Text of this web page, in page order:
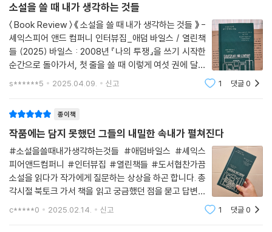
예술과 세계, 인간의 욕망과 같은 보편적인 주제까지 담겨 시간이 흘러도
언제고 다시 펼쳐 보며 빛나는 통찰을 얻을 수 있는 대담집이다.
세상의 모든 독립 서점을 운영하는 사람들과
작가와 독자를 연결하는 공간을 향한 찬사이자 헌사
는 공유 공간을 지켜 나가는 일이 얼마나 중요한지 믿어 의심치 않는다. - 1
7면, 실비아 휘트먼 소개 글
「비포 선셋」, 「미드나이트 인 파리」의 배경지로도 등장하며, 파리의 관광
명소이기도 한 셰익스피어 앤드 컴퍼니 서점은 백 년이 넘는 시간 동안 작
가들에게 머물 곳을 무상으로 제공하고 각종 낭독회와 행사들로 독자와 작
로서 오랫동안 사랑받아 왔다. 서문을 쓴 서점의 운영자 실비아 휘트먼은
소설을 쓸 때 내가 생각하는 것들
〈 Book Review 〉 《 소설을 쓸 때 내가 생각하는 것들 》 -
셰익스피어 앤드 컴퍼니 인터뷰집_애덤 바일스 / 열린책
들 (2025) 바일스 : 2008년 『나의 투쟁』을 쓰기 시작한
순간으로 돌아가서, 첫 줄을 쓸 때 이렇게 여섯 권에 달하
는 긴 소설이 되리라는 느낌이 들었나요? 크네우스고르 :
s******5 2025.04.09. 신고 1 댓글0
종이책
작품에는 담지 못했던 그들의 내밀한 속내가 펼쳐진다
#소설을쓸때내가생각하는것들 #애덤바일스 #셰익스
피어앤드컴퍼니 #인터뷰집 #열린책들 #도서협찬가끔
소설을 읽다가 작가에게 질문하는 상상을 하곤 합니다. 총
각시절 북토크 가서 책을 읽고 궁금했던 점을 묻고 답변을
들었던 경험이 있어요.(저와 개인적으로 친분이 있는 이
c*****0 2025.02.14. 신고 1 댓글0